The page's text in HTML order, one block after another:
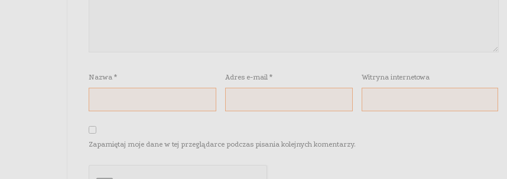
Nazwa * Adres e-mail * Witryna internetowa
Zapamiętaj moje dane w tej przeglądarce podczas pisania kolejnych komentarzy.